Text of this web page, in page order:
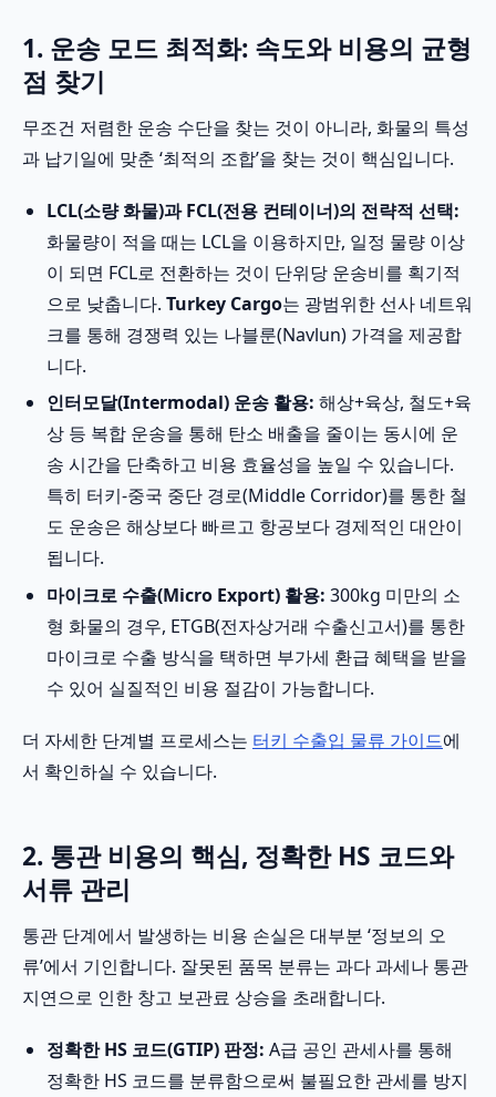
1. 운송 모드 최적화: 속도와 비용의 균형
점 찾기
무조건 저렴한 운송 수단을 찾는 것이 아니라, 화물의 특성
과 납기일에 맞춘 ‘최적의 조합’을 찾는 것이 핵심입니다.
LCL(소량 화물)과 FCL(전용 컨테이너)의 전략적 선택:
화물량이 적을 때는 LCL을 이용하지만, 일정 물량 이상
이 되면 FCL로 전환하는 것이 단위당 운송비를 획기적
으로 낮춥니다.Turkey Cargo는 광범위한 선사 네트워
크를 통해 경쟁력 있는 나블룬(Navlun) 가격을 제공합
니다.
인터모달(Intermodal) 운송 활용: 해상+육상, 철도+육
상 등 복합 운송을 통해 탄소 배출을 줄이는 동시에 운
송 시간을 단축하고 비용 효율성을 높일 수 있습니다.
특히 터키-중국 중단 경로(Middle Corridor)를 통한 철
도 운송은 해상보다 빠르고 항공보다 경제적인 대안이
됩니다.
마이크로 수출(Micro Export) 활용: 300kg 미만의 소
형 화물의 경우, ETGB(전자상거래 수출신고서)를 통한
마이크로 수출 방식을 택하면 부가세 환급 혜택을 받을
수 있어 실질적인 비용 절감이 가능합니다.
더 자세한 단계별 프로세스는 터키 수출입 물류 가이드에
서 확인하실 수 있습니다.
2. 통관 비용의 핵심, 정확한 HS 코드와
서류 관리
통관 단계에서 발생하는 비용 손실은 대부분 ‘정보의 오
류’에서 기인합니다. 잘못된 품목 분류는 과다 과세나 통관
지연으로 인한 창고 보관료 상승을 초래합니다.
정확한 HS 코드(GTIP) 판정: A급 공인 관세사를 통해
정확한 HS 코드를 분류함으로써 불필요한 관세를 방지